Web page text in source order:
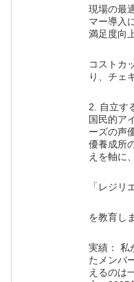
現場の最
マー導入
満足度向
コストカ
り、チェ
2. 自立す
国民的ア
ーズの声
優養成所
えを軸に
「レジリ
を教育し
実績： 私
たメンバ
えるのは